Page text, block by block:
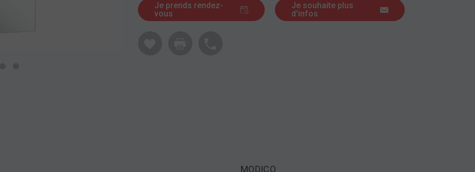
Je prends rendez-
vous
Je souhaite plus
d'infos
MODICO